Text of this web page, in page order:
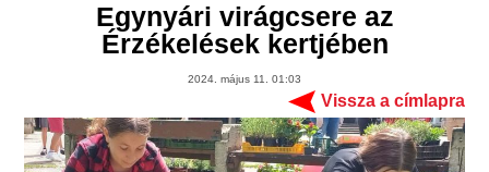
Egynyári virágcsere az
Érzékelések kertjében
2024. május 11. 01:03
Vissza a címlapra